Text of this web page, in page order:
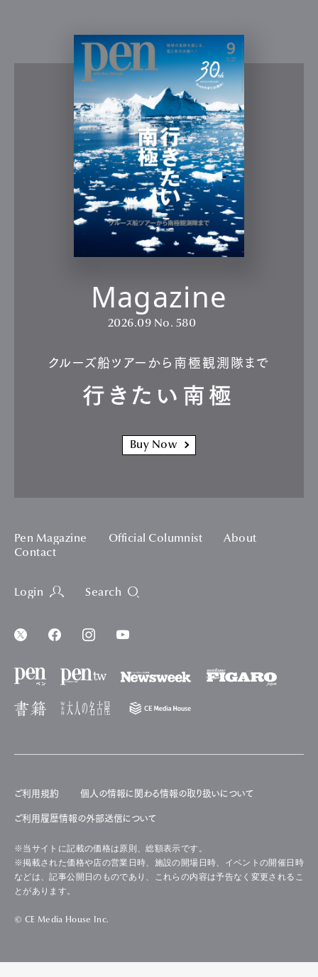
Magazine
2026.09 No. 580
クルーズ船ツアーから南極観測隊まで
行きたい南極
Buy Now
Pen Magazine Official Columnist
About
Contact
Login Search
ご利用規約 個人の情報に関わる情報の取り扱いについて
ご利用履歴情報の外部送信について
※当サイトに記載の価格は原則、総額表示です。
※掲載された価格や店の営業日時、施設の開場日時、イベントの開催日時
などは、記事公開日のものであり、これらの内容は予告なく変更されるこ
とがあります。
© CE Media House Inc.